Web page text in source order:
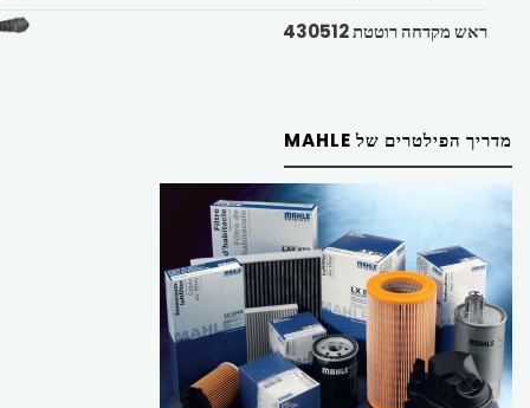
ראש מקדחה רוטטת 430512
מדריך הפילטרים של MAHLE